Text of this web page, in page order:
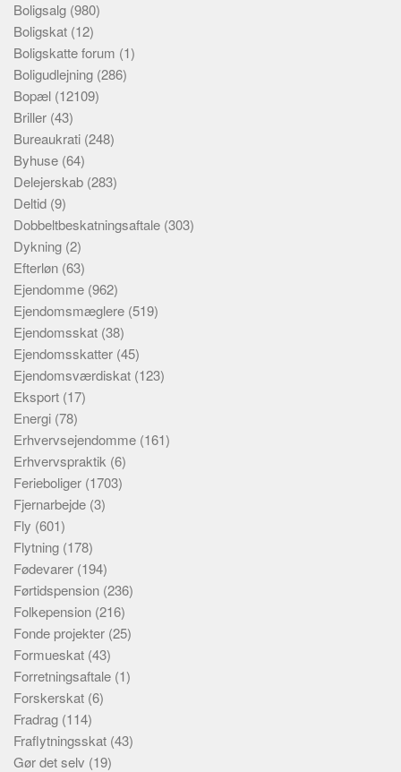
Boligsalg (980)
Boligskat (12)
Boligskatte forum (1)
Boligudlejning (286)
Bopæl (12109)
Briller (43)
Bureaukrati (248)
Byhuse (64)
Delejerskab (283)
Deltid (9)
Dobbeltbeskatningsaftale (303)
Dykning (2)
Efterløn (63)
Ejendomme (962)
Ejendomsmæglere (519)
Ejendomsskat (38)
Ejendomsskatter (45)
Ejendomsværdiskat (123)
Eksport (17)
Energi (78)
Erhvervsejendomme (161)
Erhvervspraktik (6)
Ferieboliger (1703)
Fjernarbejde (3)
Fly (601)
Flytning (178)
Fødevarer (194)
Førtidspension (236)
Folkepension (216)
Fonde projekter (25)
Formueskat (43)
Forretningsaftale (1)
Forskerskat (6)
Fradrag (114)
Fraflytningsskat (43)
Gør det selv (19)